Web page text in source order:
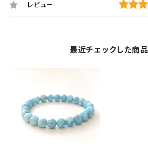
レビュー
最近チェックした商品